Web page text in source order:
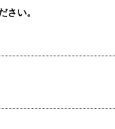
さい。